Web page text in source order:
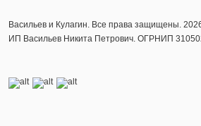
Васильев и Кулагин. Все права защищены.
ИП Васильев Никита Петрович. ОГРНИП